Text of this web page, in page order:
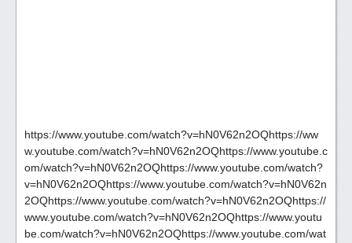
https://www.youtube.com/watch?v=hN0V62n2OQhttps://ww
w.youtube.com/watch?v=hN0V62n2OQhttps://www.youtube.c
om/watch?v=hN0V62n2OQhttps://www.youtube.com/watch?
v=hN0V62n2OQhttps://www.youtube.com/watch?v=hN0V62n
2OQhttps://www.youtube.com/watch?v=hN0V62n2OQhttps://
www.youtube.com/watch?v=hN0V62n2OQhttps://www.youtu
be.com/watch?v=hN0V62n2OQhttps://www.youtube.com/wat